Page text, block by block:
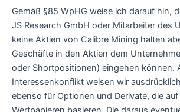
Gemäß §85 WpHG weise ich darauf hin,
JS Research GmbH oder Mitarbeiter des
keine Aktien von Calibre Mining halten
Geschäfte in den Aktien dem
oder Shortpositionen) eingehen können.
Interessenkonflikt weisen wir
ebenso für Optionen und Derivate, die auf